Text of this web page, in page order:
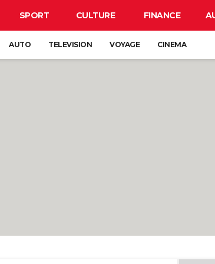
SPORT CULTURE FINANCE
AUTO TELEVISION VOYAGE CINEMA